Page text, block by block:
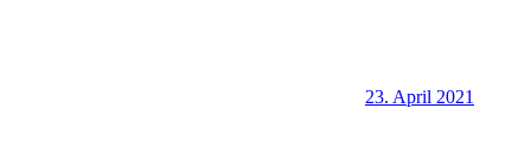
23. April 2021